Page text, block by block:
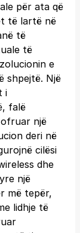
për ata që
të lartë në
të
të
e
shpejtë. Një
i
falë
një
deri në
cilësi
dhe
një
më tepër,
lidhje të